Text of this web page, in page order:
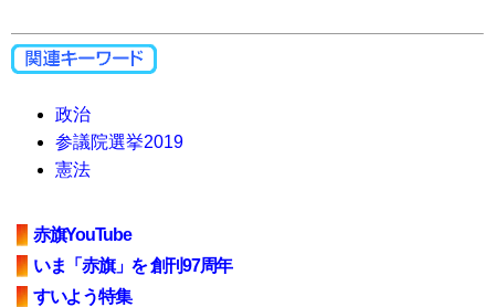
政治
参議院選挙2019
憲法
赤旗YouTube
いま「赤旗」を 創刊97周年
すいよう特集